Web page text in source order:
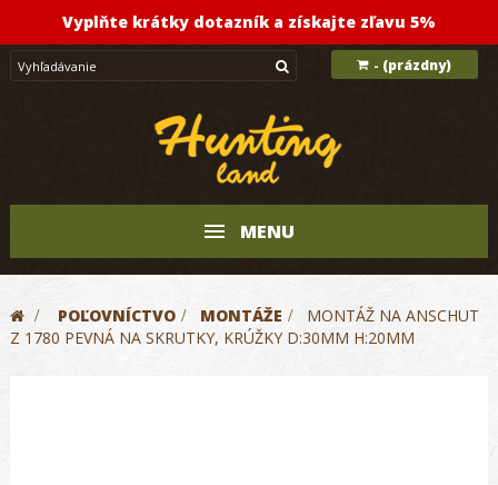
Vyplňte krátky dotazník a získajte zľavu 5%
- (prázdny)
MENU
> POĽOVNÍCTVO > MONTÁŽE >
MONTÁŽ NA ANSCHUT
Z 1780 PEVNÁ NA SKRUTKY, KRÚŽKY D:30MM H:20MM